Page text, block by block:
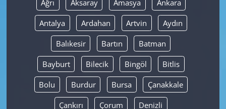
Ağrı Aksaray Amasya Ankara
Antalya Ardahan Artvin Aydın
Balıkesir Bartın Batman
Bayburt Bilecik Bingöl Bitlis
Bolu Burdur Bursa Çanakkale
Çankırı Çorum Denizli